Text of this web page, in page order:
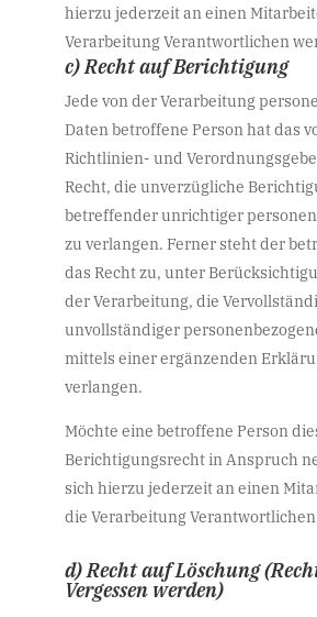
hierzu jederzeit an einen
Verarbeitung Verantwortlichen
c) Recht auf Berichtigung
Jede von der Verarbeitung
Daten betroffene Person hat das
Richtlinien- und
Recht, die unverzügliche
betreffender unrichtiger
zu verlangen. Ferner steht der
das Recht zu, unter
der Verarbeitung, die
unvollständiger
mittels einer ergänzenden
verlangen.
Möchte eine betroffene Person
Berichtigungsrecht in Anspruch
sich hierzu jederzeit an einen
die Verarbeitung
d) Recht auf Löschung
Vergessen werden)